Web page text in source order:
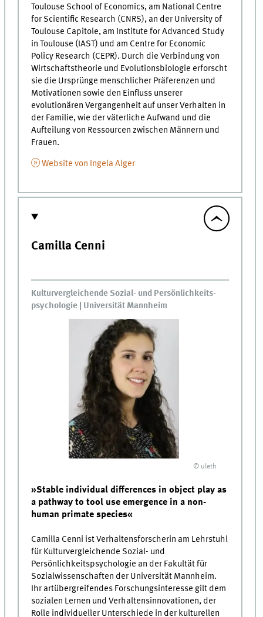
Toulouse School of Economics, am National Centre
for Scientific Research (CNRS), an der University of
Toulouse Capitole, am Institute for Advanced Study
in Toulouse (IAST) und am Centre for Economic
Policy Research (CEPR). Durch die Verbindung von
Wirtschaftstheorie und Evolutionsbiologie erforscht
sie die Ursprünge menschlicher Präferenzen und
Motivationen sowie den Einfluss unserer
evolutionären Vergangenheit auf unser Verhalten in
der Familie, wie der väterliche Aufwand und die
Aufteilung von Ressourcen zwischen Männern und
Frauen.
Website von Ingela Alger
Camilla Cenni
Kulturvergleichende Sozial- und Persönlichkeits­
psychologie | Universität Mannheim
© uleth
»Stable individual differences in object play as
a pathway to tool use emergence in a non-
human primate species«
Camilla Cenni ist Verhaltensforscherin am Lehrstuhl
für Kulturvergleichende Sozial- und
Persönlichkeitspsychologie an der Fakultät für
Sozialwissenschaften der Universität Mannheim.
Ihr artübergreifendes Forschungsinteresse gilt dem
sozialen Lernen und Verhaltensinnovationen, der
Rolle individueller Unterschiede in der kulturellen